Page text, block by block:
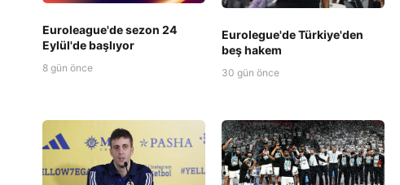
Euroleague'de sezon 24
Eylül'de başlıyor
8 gün önce
Eurolegue'de Türkiye'den
beş hakem
30 gün önce